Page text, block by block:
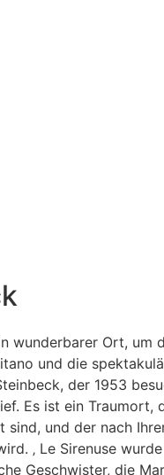
wunderbarer Ort, um
und die
der 1953
Es ist ein Traumort,
sind, und der nach
‚ Le Sirenuse
Geschwister, die